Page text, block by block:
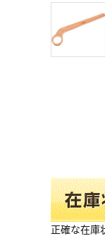
正確な在庫